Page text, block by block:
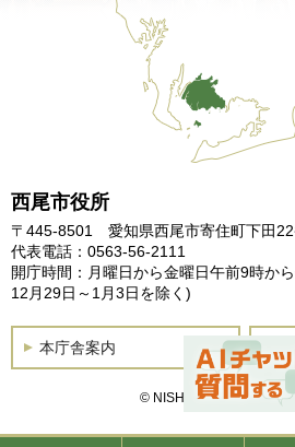
西尾市役所
〒445-8501 愛知県西尾市寄住町下田
代表電話：0563-56-2111
開庁時間：月曜日から金曜日午前9時か
12月29日～1月3日を除く)
本庁舎案内
© NISHIO City, All Rights